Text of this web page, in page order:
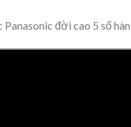
đời cao 5 số